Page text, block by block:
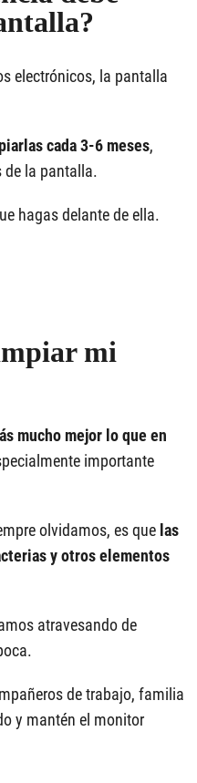
electrónicos, la pantalla
cada 3-6 meses,
de la pantalla.
hagas delante de ella.
mi
mucho mejor lo que en
importante
olvidamos, es que las
y otros elementos
atravesando de
de trabajo, familia
y mantén el monitor